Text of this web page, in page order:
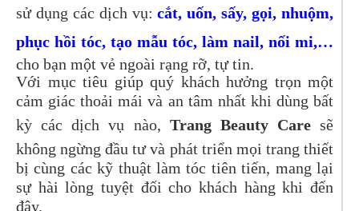
sử dụng các dịch vụ:cắt, uốn, sấy, gọi, nhuộm,
phục hồi tóc, tạo mẫu tóc, làm nail, nối mi,…
cho bạn một vẻ ngoài rạng rỡ, tự tin.
Với mục tiêu giúp quý khách hưởng trọn một
cảm giác thoải mái và an tâm nhất khi dùng bất
kỳ các dịch vụ nào, Trang Beauty Caresẽ
không ngừng đầu tư và phát triển mọi trang thiết
bị cùng các kỹ thuật làm tóc tiên tiến, mang lại
sự hài lòng tuyệt đối cho khách hàng khi đến
đây.